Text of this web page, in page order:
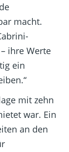
macht.
ihre Werte
ein
mit zehn
war. Ein
an den